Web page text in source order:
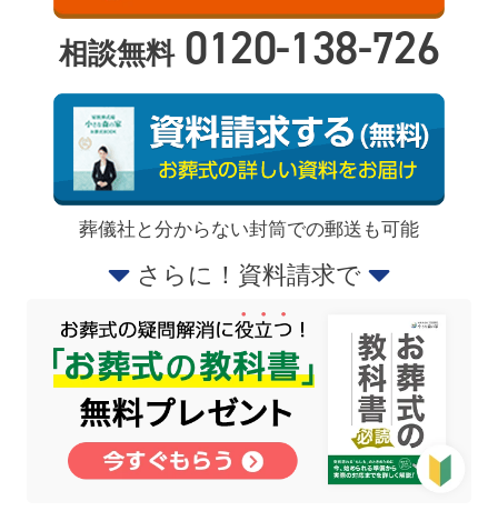
相談無料 0120-138-726
葬儀社と分からない封筒での郵送も可能
さらに！資料請求で